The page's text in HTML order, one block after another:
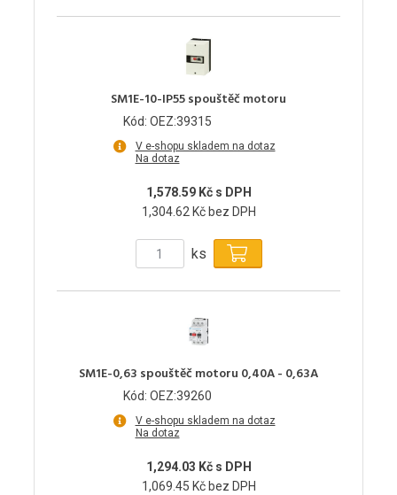
SM1E-10-IP55 spouštěč motoru
Kód: OEZ:39315
V e-shopu skladem na dotaz
Na dotaz
1,578.59 Kč s DPH
1,304.62 Kč bez DPH
ks
SM1E-0,63 spouštěč motoru 0,40A - 0,63A
Kód: OEZ:39260
V e-shopu skladem na dotaz
Na dotaz
1,294.03 Kč s DPH
1,069.45 Kč bez DPH